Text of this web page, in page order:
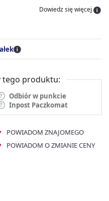
Dowiedz się więcej
tego produktu:
Odbiór w punkcie
Inpost Paczkomat
POWIADOM ZNAJOMEGO
POWIADOM O ZMIANIE CENY